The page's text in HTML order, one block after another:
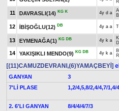
11 DAVRASLI(14) KG K 4y d a
12 İBİŞOĞLU(12) DB 4y a a
13 EYMENAĞA(1) KG DB 4y k a
14 YAKIŞIKLI MENDO(9) KG DB 4y k a
[(11)CAMUZDEVRANI,(6)YAMAÇBEYİ]
GANYAN 3
7'Lİ PLASE
1,2/4,5,8/2,4/4,7/1,4/
2. 6'LI GANYAN
8/4/4/4/7/3